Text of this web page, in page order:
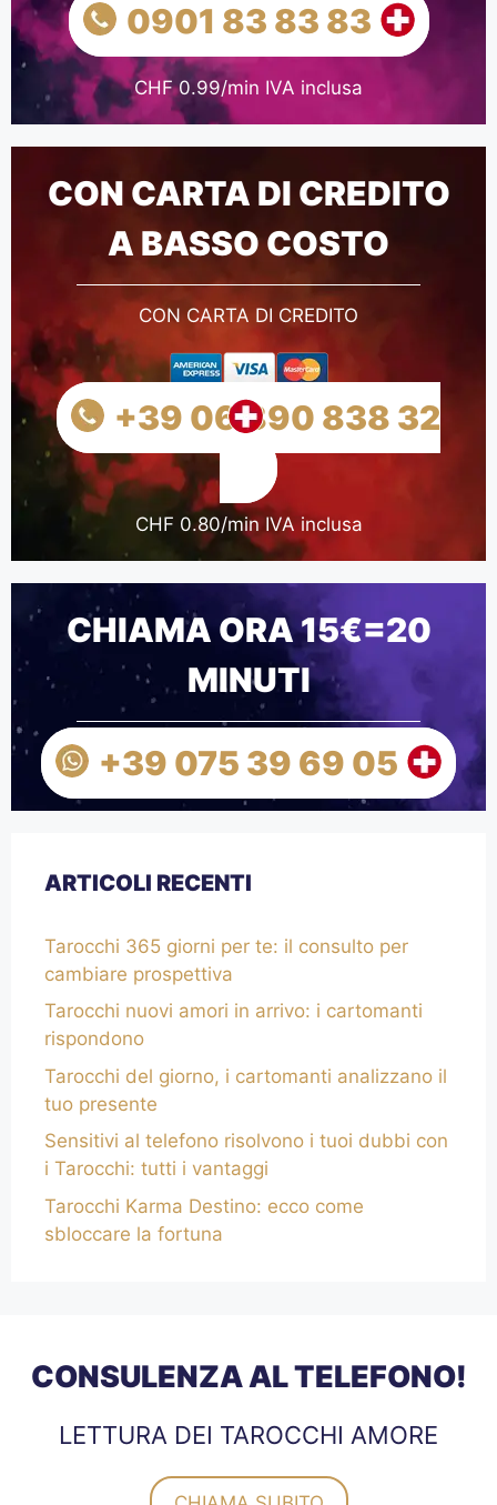
0901 83 83 83
CHF 0.99/min IVA inclusa
CON CARTA DI CREDITO
A BASSO COSTO
CON CARTA DI CREDITO
+39 06 890 838 32
CHF 0.80/min IVA inclusa
CHIAMA ORA 15€=20
MINUTI
+39 075 39 69 05
ARTICOLI RECENTI
Tarocchi 365 giorni per te: il consulto per
cambiare prospettiva
Tarocchi nuovi amori in arrivo: i cartomanti
rispondono
Tarocchi del giorno, i cartomanti analizzano il
tuo presente
Sensitivi al telefono risolvono i tuoi dubbi con
i Tarocchi: tutti i vantaggi
Tarocchi Karma Destino: ecco come
sbloccare la fortuna
CONSULENZA AL TELEFONO!
LETTURA DEI TAROCCHI AMORE